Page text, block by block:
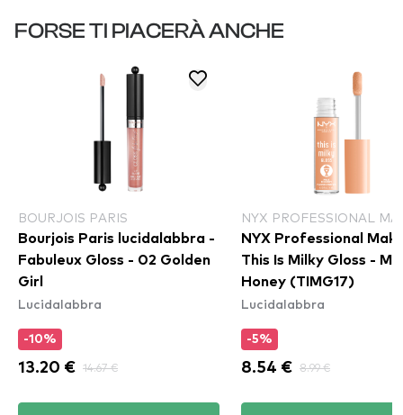
FORSE TI PIACERÀ ANCHE
BOURJOIS PARIS
Bourjois Paris lucidalabbra -
Fabuleux Gloss - 02 Golden
Girl
Lucidalabbra
-10%
13.20 € 14.67 €
NYX PROFESSIONAL
NYX Professional
This Is Milky Gloss -
Honey (TIMG17)
Lucidalabbra
-5%
8.54 € 8.99 €